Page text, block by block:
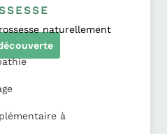
naturellement
à